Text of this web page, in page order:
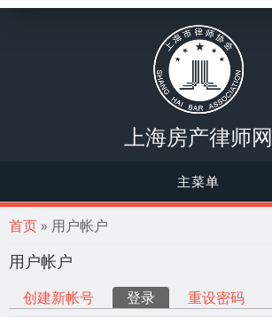
上海房产律师网
主菜单
你在这里
首页» 用户帐户
用户帐户
主标签
创建新帐号 登录 （活动标签）
重设密码